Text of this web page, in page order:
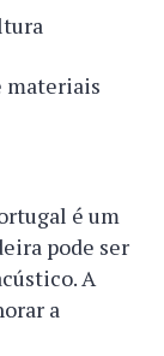
materiais
é um
pode ser
A
a